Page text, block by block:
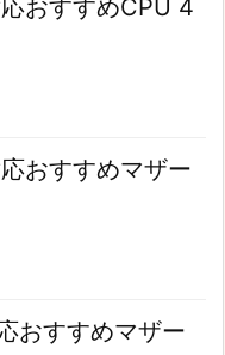
おすすめCPU 4
おすすめマザー
おすすめマザー